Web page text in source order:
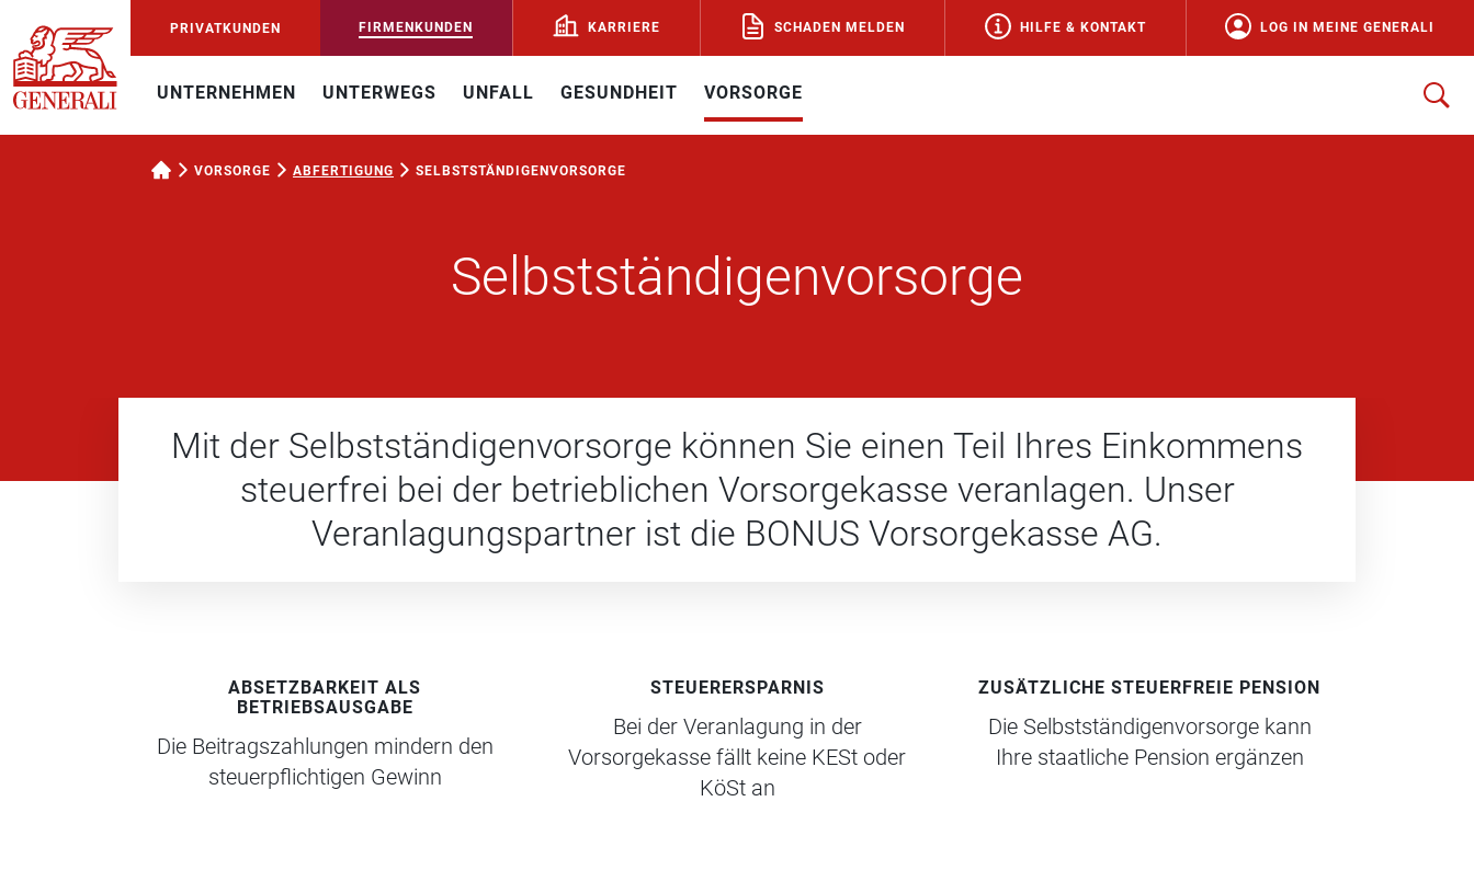
PRIVATKUNDEN FIRMENKUNDEN KARRIERE SCHADEN MELDEN HILFE & KONTAKT LOG IN MEINE GENERALI
UNTERNEHMEN UNTERWEGS UNFALL GESUNDHEIT VORSORGE
VORSORGE ABFERTIGUNG SELBSTSTÄNDIGEN­VORSORGE
Selbstständigen­vorsorge
Mit der Selbstständigen­vorsorge können Sie einen Teil Ihres Einkommens
steuerfrei bei der betrieblichen Vorsorgekasse veranlagen. Unser
Veranlagungs­partner ist die BONUS Vorsorgekasse AG.
ABSETZBARKEIT ALS
BETRIEBSAUSGABE
Die Beitragszahlungen mindern den
steuerpflichtigen Gewinn
STEUERERSPARNIS
Bei der Veranlagung in der
Vorsorgekasse fällt keine KESt oder
KöSt an
ZUSÄTZLICHE STEUERFREIE PENSION
Die Selbstständigenvorsorge kann
Ihre staatliche Pension ergänzen